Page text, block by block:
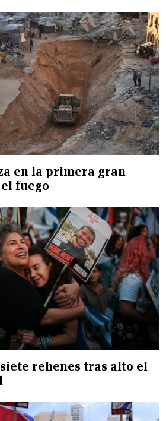
en la primera gran
fuego
rehenes tras alto el